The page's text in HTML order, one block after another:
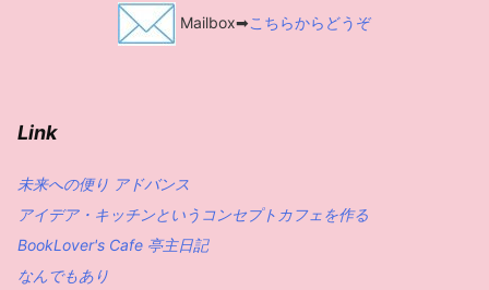
Mailbox➡こちらからどうぞ
Link
未来への便り アドバンス
アイデア・キッチンというコンセプトカフェを作る
BookLover's Cafe 亭主日記
なんでもあり